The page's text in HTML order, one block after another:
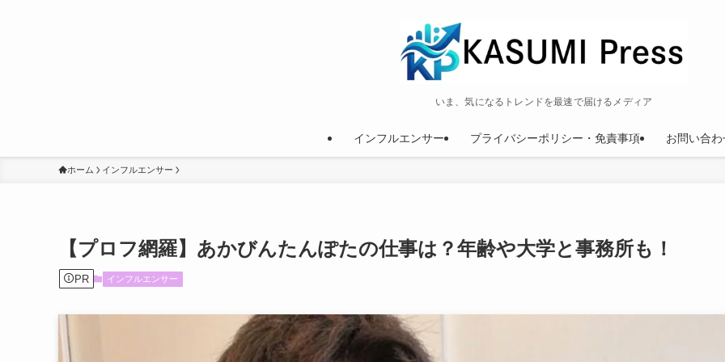
いま、気になるトレンドを最速で届けるメディア
インフルエンサー プライバシーポリシー・免責事項 お問い合わ
ホーム インフルエンサー
【プロフ網羅】あかびんたんぽたの仕事は？年齢や大学と事務所も！
PR インフルエンサー